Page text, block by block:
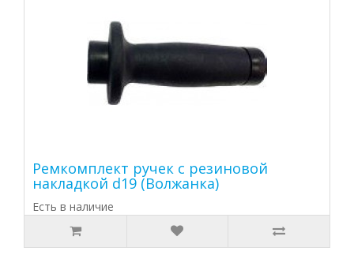
Ремкомплект ручек с резиновой
накладкой d19 (Волжанка)
Есть в наличие